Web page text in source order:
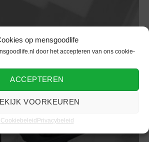
op mensgoodlife
door het accepteren van ons cookie-
ACCEPTEREN
VOORKEUREN
CookiebeleidPrivacybeleid
Fitness
dumbbells